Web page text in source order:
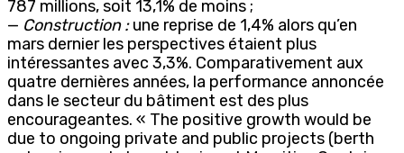
787 millions, soit 13,1% de moins ;
— Construction :une reprise de 1,4% alors qu’en
mars dernier les perspectives étaient plus
intéressantes avec 3,3%. Comparativement aux
quatre dernières années, la performance annoncée
dans le secteur du bâtiment est des plus
encourageantes. « The positive growth would be
due to ongoing private and public projects (berth